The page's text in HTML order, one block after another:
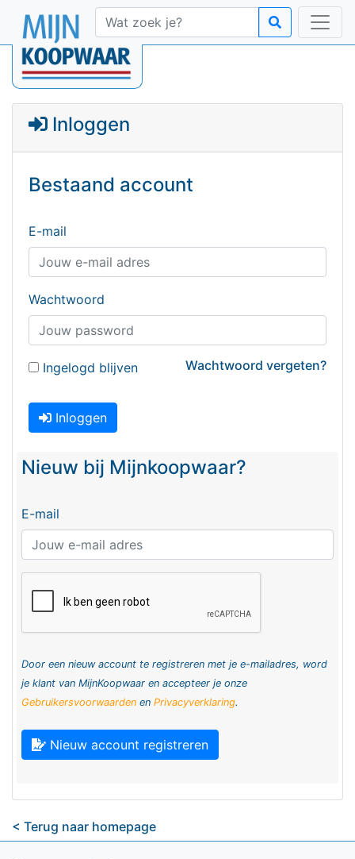
Inloggen
Bestaand account
E-mail
Wachtwoord
Wachtwoord vergeten?
Ingelogd blijven
Inloggen
Nieuw bij Mijnkoopwaar?
E-mail
Door een nieuw account te registreren met je e-mailadres, word
je klant van MijnKoopwaar en accepteer je onze
Gebruikersvoorwaarden en Privacyverklaring.
Nieuw account registreren
< Terug naar homepage